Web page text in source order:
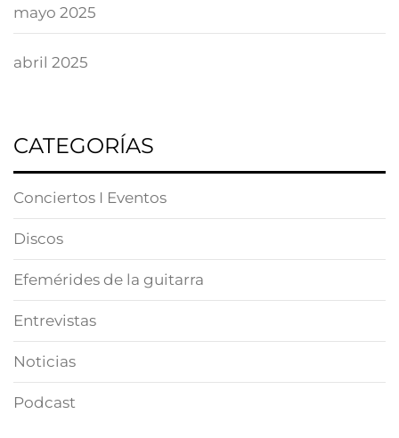
mayo 2025
abril 2025
CATEGORÍAS
Conciertos I Eventos
Discos
Efemérides de la guitarra
Entrevistas
Noticias
Podcast